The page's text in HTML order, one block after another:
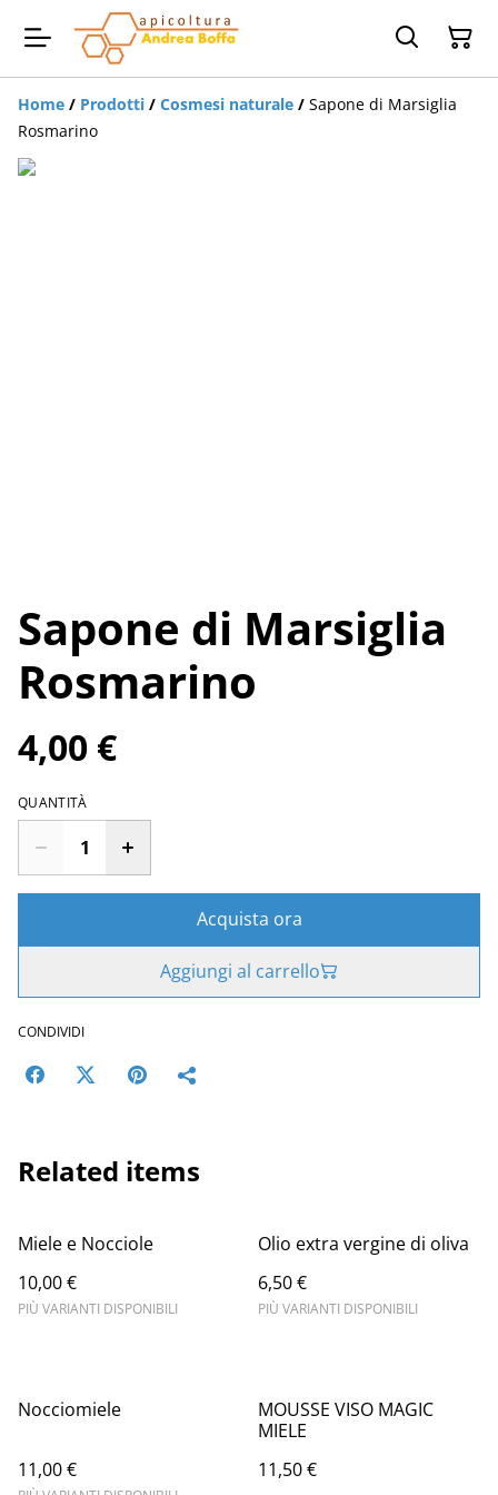
Home / Prodotti / Cosmesi naturale / Sapone di Marsiglia
Rosmarino
Sapone di Marsiglia
Rosmarino
4,00 €
QUANTITÀ
Acquista ora
Aggiungi al carrello
CONDIVIDI
Related items
Miele e Nocciole
10,00 €
PIÙ VARIANTI DISPONIBILI
Olio extra vergine di oliva
6,50 €
PIÙ VARIANTI DISPONIBILI
Nocciomiele
11,00 €
MOUSSE VISO MAGIC
MIELE
11,50 €